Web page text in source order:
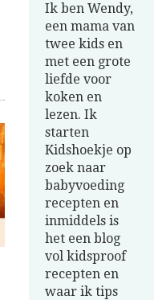
Ik ben Wendy,
een mama van
twee kids en
met een grote
liefde voor
koken en
lezen. Ik
starten
Kidshoekje op
zoek naar
babyvoeding
recepten en
inmiddels is
het een blog
vol kidsproof
recepten en
waar ik tips